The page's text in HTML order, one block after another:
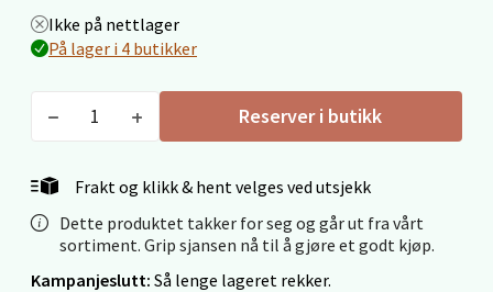
Ikke på nettlager
På lager i 4 butikker
Reserver i butikk
Frakt og klikk & hent velges ved utsjekk
Dette produktet takker for seg og går ut fra vårt
sortiment. Grip sjansen nå til å gjøre et godt kjøp.
Kampanjeslutt: Så lenge lageret rekker.
Mo i Rana - Thon Senter Mo i Rana
Fridtjof Nansensgate 22, 8622 Mo i Rana
Åpent i dag 09-19
Velg